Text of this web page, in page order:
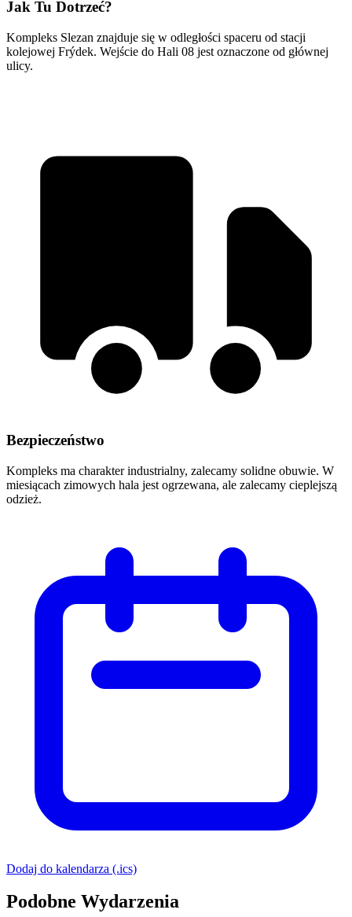
Jak Tu Dotrzeć?
Kompleks Slezan znajduje się w odległości spaceru od stacji
kolejowej Frýdek. Wejście do Hali 08 jest oznaczone od głównej
ulicy.
Bezpieczeństwo
Kompleks ma charakter industrialny, zalecamy solidne obuwie. W
miesiącach zimowych hala jest ogrzewana, ale zalecamy cieplejszą
odzież.
Dodaj do kalendarza (.ics)
Podobne Wydarzenia